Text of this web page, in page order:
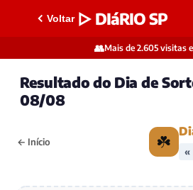
Voltar ▷ DIáRIO SP
👥Mais de 2.605 visitas
Resultado do Dia de
08/08
← Início ☘️
«